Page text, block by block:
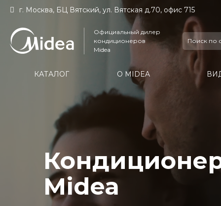
г. Москва, БЦ Вятский, ул. Вятская д.70, офис 715
Официальный дилер
кондиционеров
Midea
КАТАЛОГ О MIDEA
Midea